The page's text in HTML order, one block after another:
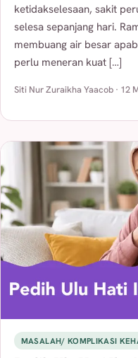
ketidakselesaan, sakit
selesa sepanjang hari.
membuang air besar
perlu meneran kuat […]
Siti Nur Zuraikha Yaacob · 12
MASALAH/ KOMPLIKASI